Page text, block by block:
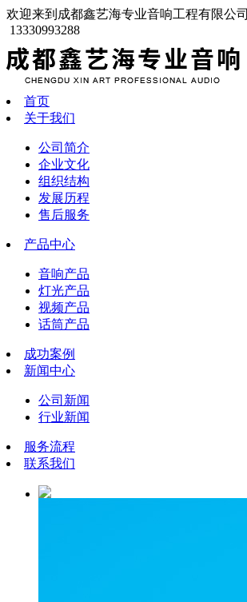
欢迎来到成都鑫艺海专业音响工程有限公司
13330993288
首页
关于我们
公司简介
企业文化
组织结构
发展历程
售后服务
产品中心
音响产品
灯光产品
视频产品
话筒产品
成功案例
新闻中心
公司新闻
行业新闻
服务流程
联系我们